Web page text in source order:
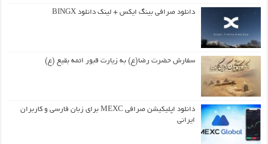
دانلود صرافی بینگ ایکس + لینک دانلود BINGX
سفارش حضرت رضا(ع) به زیارت قبور ائمه بقیع (ع)
دانلود اپلیکیشن صرافی MEXC برای زبان فارسی و کاربران
ایرانی